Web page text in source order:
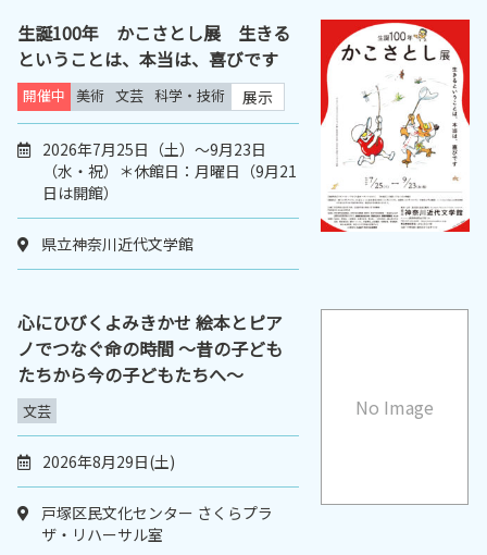
生誕100年 かこさとし展 生きる
ということは、本当は、喜びです
開催中 美術 文芸 科学・技術 展示
2026年7月25日（土）～9月23日
（水・祝）＊休館日：月曜日（9月21
日は開館）
県立神奈川近代文学館
No Image
心にひびくよみきかせ 絵本とピア
ノでつなぐ命の時間 ～昔の子ども
たちから今の子どもたちへ～
文芸
2026年8月29日(土)
戸塚区民文化センター さくらプラ
ザ・リハーサル室